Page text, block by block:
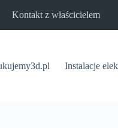
Kontakt z właścicielem
Instalacje